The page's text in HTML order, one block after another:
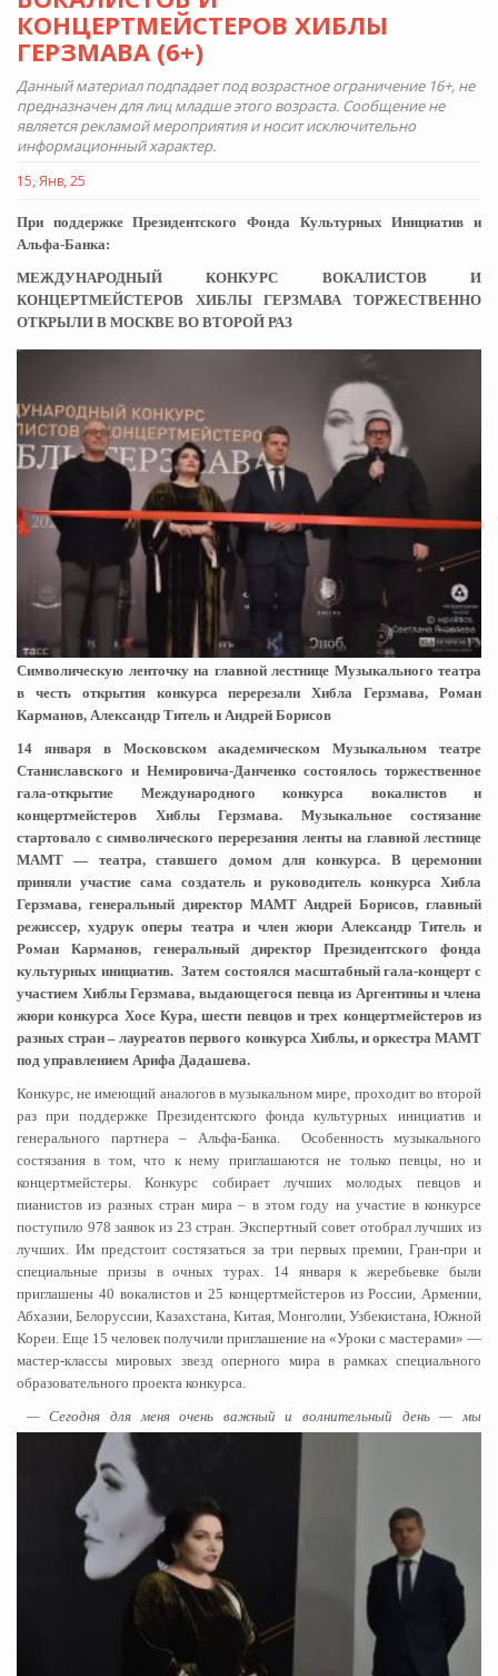
КОНЦЕРТМЕЙСТЕРОВ ХИБЛЫ
ГЕРЗМАВА (6+)
Данный материал подпадает под возрастное ограничение 16+, не
предназначен для лиц младше этого возраста. Сообщение не
является рекламой мероприятия и носит исключительно
информационный характер.
15, Янв, 25
При поддержке Президентского Фонда Культурных Инициатив и
Альфа-Банка:
МЕЖДУНАРОДНЫЙ КОНКУРС ВОКАЛИСТОВ И
КОНЦЕРТМЕЙСТЕРОВ ХИБЛЫ ГЕРЗМАВА ТОРЖЕСТВЕННО
ОТКРЫЛИ В МОСКВЕ ВО ВТОРОЙ РАЗ
Символическую ленточку на главной лестнице Музыкального театра
в честь открытия конкурса перерезали Хибла Герзмава, Роман
Карманов, Александр Титель и Андрей Борисов
14 января в Московском академическом Музыкальном театре
Станиславского и Немировича-Данченко состоялось торжественное
гала-открытие Международного конкурса вокалистов и
концертмейстеров Хиблы Герзмава. Музыкальное состязание
стартовало с символического перерезания ленты на главной лестнице
МАМТ — театра, ставшего домом для конкурса. В церемонии
приняли участие сама создатель и руководитель конкурса Хибла
Герзмава, генеральный директор МАМТ Андрей Борисов, главный
режиссер, худрук оперы театра и член жюри Александр Титель и
Роман Карманов, генеральный директор Президентского фонда
культурных инициатив. Затем состоялся масштабный гала-концерт с
участием Хиблы Герзмава, выдающегося певца из Аргентины и члена
жюри конкурса Хосе Кура, шести певцов и трех концертмейстеров из
разных стран – лауреатов первого конкурса Хиблы, и оркестра МАМТ
под управлением Арифа Дадашева.
Конкурс, не имеющий аналогов в музыкальном мире, проходит во второй
раз при поддержке Президентского фонда культурных инициатив и
генерального партнера – Альфа-Банка. Особенность музыкального
состязания в том, что к нему приглашаются не только певцы, но и
концертмейстеры. Конкурс собирает лучших молодых певцов и
пианистов из разных стран мира – в этом году на участие в конкурсе
поступило 978 заявок из 23 стран. Экспертный совет отобрал лучших из
лучших. Им предстоит состязаться за три первых премии, Гран-при и
специальные призы в очных турах. 14 января к жеребьевке были
приглашены 40 вокалистов и 25 концертмейстеров из России, Армении,
Абхазии, Белоруссии, Казахстана, Китая, Монголии, Узбекистана, Южной
Кореи. Еще 15 человек получили приглашение на «Уроки с мастерами» —
мастер-классы мировых звезд оперного мира в рамках специального
образовательного проекта конкурса.
— Сегодня для меня очень важный и волнительный день — мы